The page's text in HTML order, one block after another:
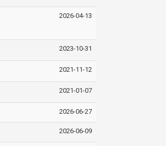
2026-04-13
2023-10-31
2021-11-12
2021-01-07
2026-06-27
2026-06-09